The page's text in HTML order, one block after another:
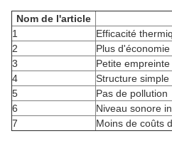
Nom de l'article
1
Efficacité
2
Plus
3
Petite empreinte
4
Structure simple
5
Pas de pollution
6
Niveau sonore
7
Moins de coûts